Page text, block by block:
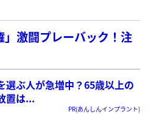
激闘プレーバック！注
選ぶ人が急増中？65歳以上の
置は...
PR(あんしんインプラント)